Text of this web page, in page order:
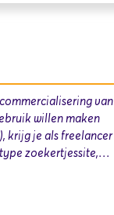
van
willen maken
krijg je als freelancer
zoekertjessite,…